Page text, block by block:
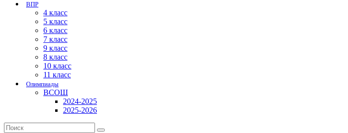
ВПР
4 класс
5 класс
6 класс
7 класс
9 класс
8 класс
10 класс
11 класс
Олимпиады
ВСОШ
2024-2025
2025-2026